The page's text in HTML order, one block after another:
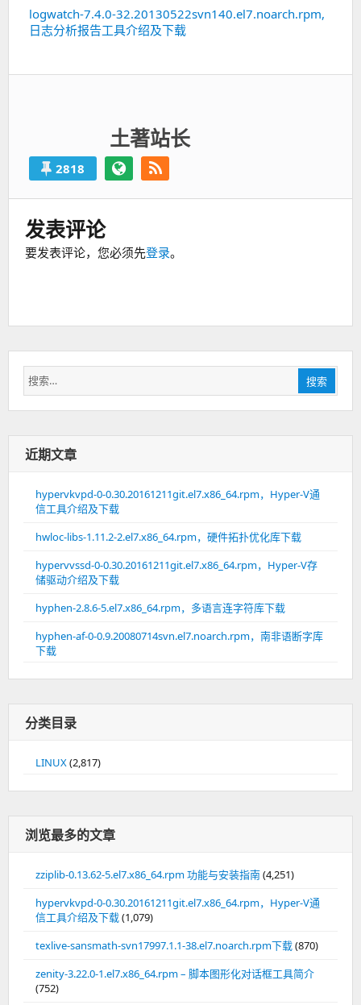
下
一
logwatch-7.4.0-32.20130522svn140.el7.noarch.rpm,
日志分析报告工具介绍及下载
土著站长
2818
发表评论
要发表评论，您必须先登录。
搜
索：
搜索
近期文章
hypervkvpd-0-0.30.20161211git.el7.x86_64.rpm，Hyper-V通
信工具介绍及下载
hwloc-libs-1.11.2-2.el7.x86_64.rpm，硬件拓扑优化库下载
hypervvssd-0-0.30.20161211git.el7.x86_64.rpm，Hyper-V存
储驱动介绍及下载
hyphen-2.8.6-5.el7.x86_64.rpm，多语言连字符库下载
hyphen-af-0-0.9.20080714svn.el7.noarch.rpm，南非语断字库
下载
分类目录
LINUX(2,817)
浏览最多的文章
zziplib-0.13.62-5.el7.x86_64.rpm 功能与安装指南(4,251)
hypervkvpd-0-0.30.20161211git.el7.x86_64.rpm，Hyper-V通
信工具介绍及下载(1,079)
texlive-sansmath-svn17997.1.1-38.el7.noarch.rpm下载(870)
zenity-3.22.0-1.el7.x86_64.rpm – 脚本图形化对话框工具简介
(752)